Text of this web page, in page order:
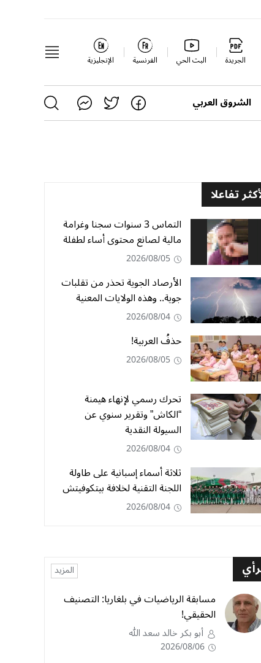
الجريدة البث الحي الفرنسية الإنجليزية
الشروق العربي
تفاعلا
التماس 3 سنوات سجنا وغرامة
مالية لصانع محتوى أساء لطفلة
2026/08/05
الأرصاد الجوية تحذر من تقلبات
جوية.. وهذه الولايات المعنية
2026/08/04
حذفُ العربية!
2026/08/05
تحرك رسمي لإنهاء هيمنة
“الكاش” وتقرير سنوي عن
السيولة النقدية
2026/08/04
ثلاثة أسماء إسبانية على طاولة
اللجنة التقنية لخلافة بيتكوفيتش
2026/08/04
المزيد
مسابقة الرياضيات في بلغاريا: التصنيف
الحقيقي!
أبو بكر خالد سعد الله
2026/08/06